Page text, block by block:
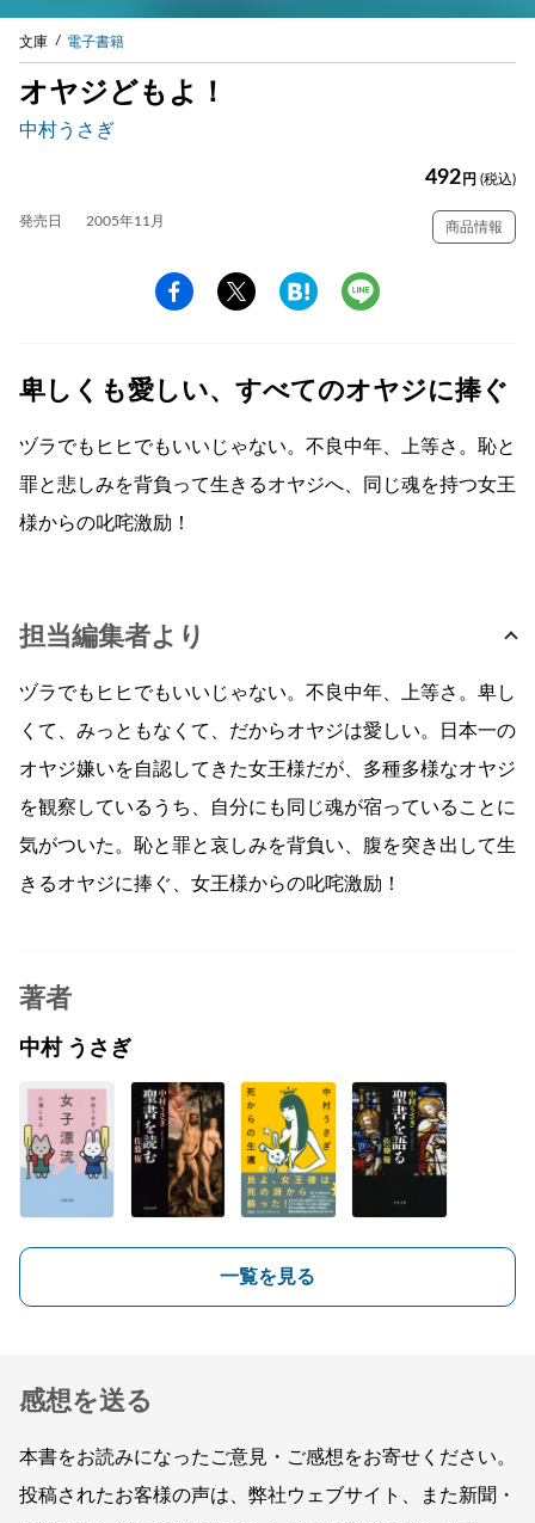
文庫 電子書籍
オヤジどもよ！
中村うさぎ
492 円 (税込)
発売日 2005年11月 商品情報
卑しくも愛しい、すべてのオヤジに捧ぐ
ヅラでもヒヒでもいいじゃない。不良中年、上等さ。恥と
罪と悲しみを背負って生きるオヤジへ、同じ魂を持つ女王
様からの叱咤激励！
担当編集者より
ヅラでもヒヒでもいいじゃない。不良中年、上等さ。卑し
くて、みっともなくて、だからオヤジは愛しい。日本一の
オヤジ嫌いを自認してきた女王様だが、多種多様なオヤジ
を観察しているうち、自分にも同じ魂が宿っていることに
気がついた。恥と罪と哀しみを背負い、腹を突き出して生
きるオヤジに捧ぐ、女王様からの叱咤激励！
著者
中村 うさぎ
一覧を見る
感想を送る
本書をお読みになったご意見・ご感想をお寄せください。
投稿されたお客様の声は、弊社ウェブサイト、また新聞・